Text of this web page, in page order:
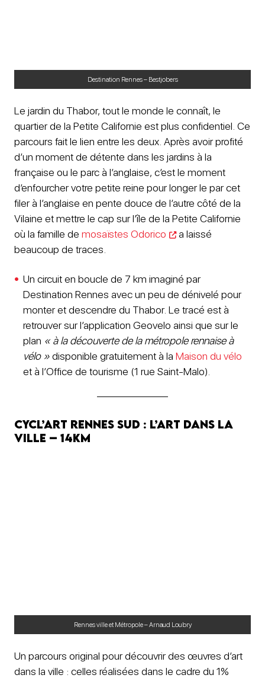
Destination Rennes – Bestjobers
Le jardin du Thabor, tout le monde le connaît, le
quartier de la Petite Californie est plus confidentiel. Ce
parcours fait le lien entre les deux. Après avoir profité
d’un moment de détente dans les jardins à la
française ou le parc à l’anglaise, c’est le moment
d’enfourcher votre petite reine pour longer le par cet
filer à l’anglaise en pente douce de l’autre côté de la
Vilaine et mettre le cap sur l’île de la Petite Californie
où la famille de mosaïstes Odorico
a laissé
beaucoup de traces.
Un circuit en boucle de 7 km imaginé par
Destination Rennes avec un peu de dénivelé pour
monter et descendre du Thabor. Le tracé est à
retrouver sur l’application Geovelo ainsi que sur le
plan « à la découverte de la métropole rennaise à
vélo »disponible gratuitement à la Maison du vélo
et à l’Office de tourisme (1 rue Saint-Malo).
Cycl’art Rennes sud : l’art dans la
ville – 14km
Rennes ville et Métropole – Arnaud Loubry
Un parcours original pour découvrir des œuvres d’art
dans la ville : celles réalisées dans le cadre du 1%